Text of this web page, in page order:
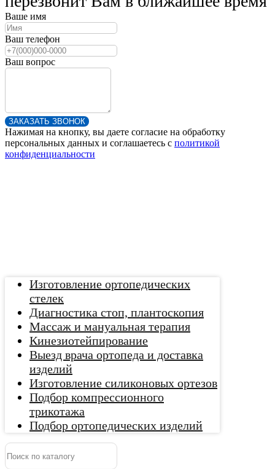
Ваше имя
Ваш телефон
Ваш вопрос
ЗАКАЗАТЬ ЗВОНОК
Нажимая на кнопку, вы даете согласие на обработку
персональных данных и соглашаетесь c политикой
конфиденциальности
Изготовление ортопедических
стелек
Диагностика стоп, плантоскопия
Массаж и мануальная терапия
Кинезиотейпирование
Выезд врача ортопеда и доставка
изделий
Изготовление силиконовых ортезов
Подбор компрессионного
трикотажа
Подбор ортопедических изделий